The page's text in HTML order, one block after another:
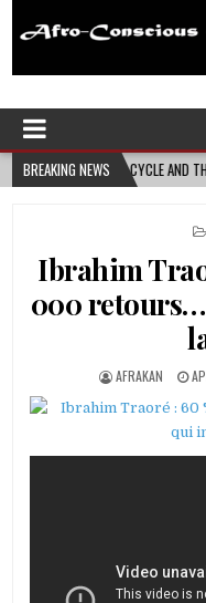
Afro-
BREAKING NEWS
OF MATURITY • TENNESSEE
Ibrahim
000
AFRAKAN